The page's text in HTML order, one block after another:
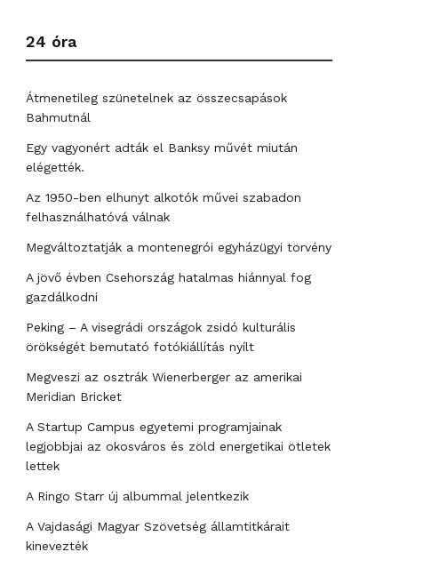
24 óra
Átmenetileg szünetelnek az összecsapások
Bahmutnál
Egy vagyonért adták el Banksy művét miután
elégették.
Az 1950-ben elhunyt alkotók művei szabadon
felhasználhatóvá válnak
Megváltoztatják a montenegrói egyházügyi törvény
A jövő évben Csehország hatalmas hiánnyal fog
gazdálkodni
Peking – A visegrádi országok zsidó kulturális
örökségét bemutató fotókiállítás nyílt
Megveszi az osztrák Wienerberger az amerikai
Meridian Bricket
A Startup Campus egyetemi programjainak
legjobbjai az okosváros és zöld energetikai ötletek
lettek
A Ringo Starr új albummal jelentkezik
A Vajdasági Magyar Szövetség államtitkárait
kinevezték